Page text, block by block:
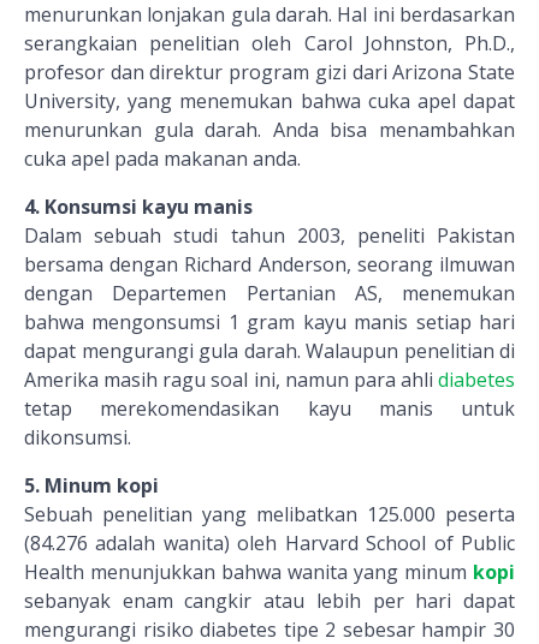
menurunkan lonjakan gula darah. Hal ini berdasarkan
serangkaian penelitian oleh Carol Johnston, Ph.D.,
profesor dan direktur program gizi dari Arizona State
University, yang menemukan bahwa cuka apel dapat
menurunkan gula darah. Anda bisa menambahkan
cuka apel pada makanan anda.
4. Konsumsi kayu manis
Dalam sebuah studi tahun 2003, peneliti Pakistan
bersama dengan Richard Anderson, seorang ilmuwan
dengan Departemen Pertanian AS, menemukan
bahwa mengonsumsi 1 gram kayu manis setiap hari
dapat mengurangi gula darah. Walaupun penelitian di
Amerika masih ragu soal ini, namun para ahli diabetes
tetap merekomendasikan kayu manis untuk
dikonsumsi.
5. Minum kopi
Sebuah penelitian yang melibatkan 125.000 peserta
(84.276 adalah wanita) oleh Harvard School of Public
Health menunjukkan bahwa wanita yang minum kopi
sebanyak enam cangkir atau lebih per hari dapat
mengurangi risiko diabetes tipe 2 sebesar hampir 30